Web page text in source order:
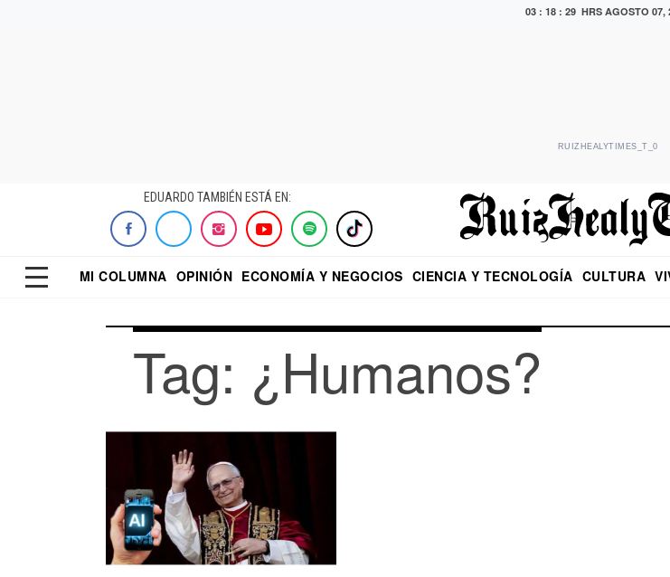
03 : 18 : 29 HRS AGOSTO 07,
RUIZHEALYTIMES_T_0
EDUARDO TAMBIÉN ESTÁ EN:
MI COLUMNA OPINIÓN ECONOMÍA Y NEGOCIOS CIENCIA Y TECNOLOGÍA CULTURA
Tag: ¿Humanos?